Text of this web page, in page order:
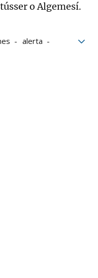
o Algemesí.
alerta